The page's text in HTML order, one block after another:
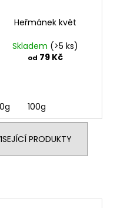
Heřmánek květ
Skladem (>5 ks)
od 79 Kč
100g
PRODUKTY